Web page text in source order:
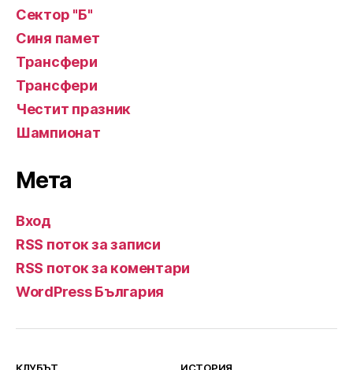
Сектор "Б"
Синя памет
Трансфери
Трансфери
Честит празник
Шампионат
Мета
Вход
RSS поток за записи
RSS поток за коментари
WordPress България